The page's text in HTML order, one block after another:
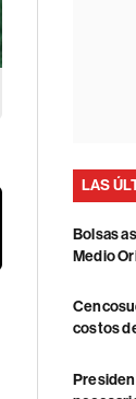
LAS
Bolsas
Medio
costos